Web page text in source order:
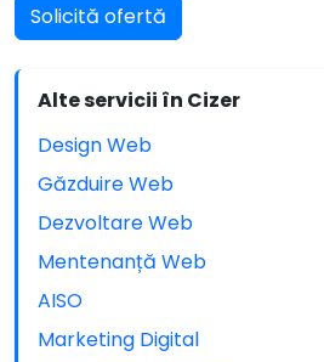
Solicită ofertă
Alte servicii în Cizer
Design Web
Găzduire Web
Dezvoltare Web
Mentenanță Web
AISO
Marketing Digital